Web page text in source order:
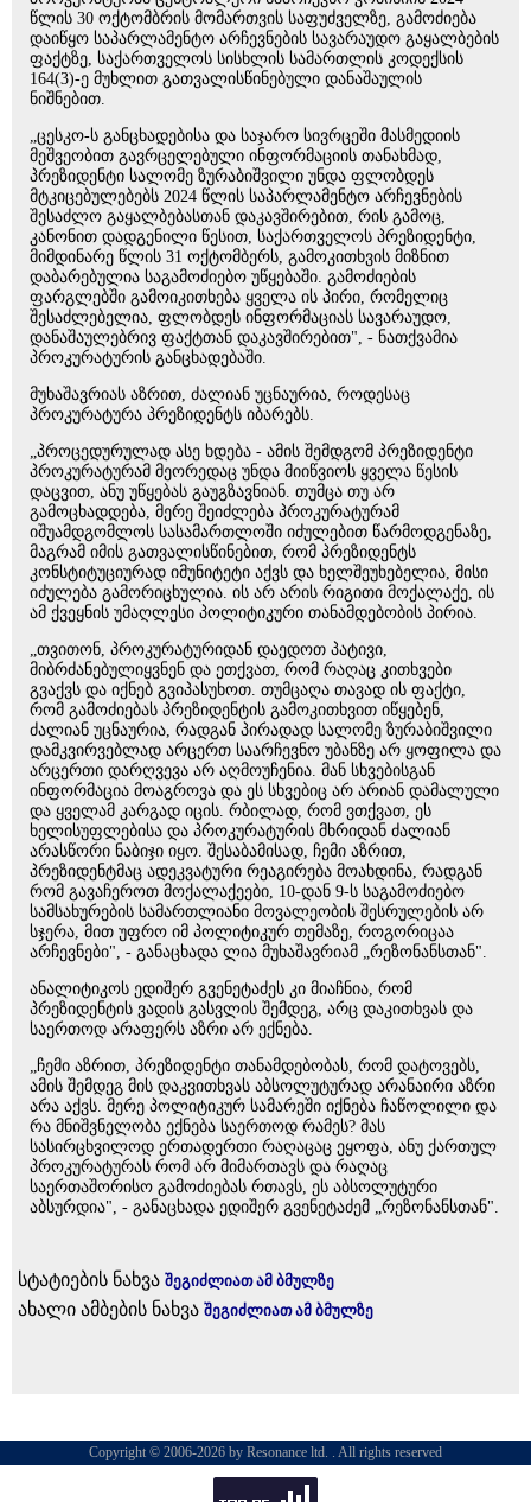
წლის 30 ოქტომბრის მომართვის საფუძველზე, გამოძიება
დაიწყო საპარლამენტო არჩევნების სავარაუდო გაყალბების
ფაქტზე, საქართველოს სისხლის სამართლის კოდექსის
164(3)-ე მუხლით გათვალისწინებული დანაშაულის
ნიშნებით.
„ცესკო-ს განცხადებისა და საჯარო სივრცეში მასმედიის
მეშვეობით გავრცელებული ინფორმაციის თანახმად,
პრეზიდენტი სალომე ზურაბიშვილი უნდა ფლობდეს
მტკიცებულებებს 2024 წლის საპარლამენტო არჩევნების
შესაძლო გაყალბებასთან დაკავშირებით, რის გამოც,
კანონით დადგენილი წესით, საქართველოს პრეზიდენტი,
მიმდინარე წლის 31 ოქტომბერს, გამოკითხვის მიზნით
დაბარებულია საგამოძიებო უწყებაში. გამოძიების
ფარგლებში გამოიკითხება ყველა ის პირი, რომელიც
შესაძლებელია, ფლობდეს ინფორმაციას სავარაუდო,
დანაშაულებრივ ფაქტთან დაკავშირებით", - ნათქვამია
პროკურატურის განცხადებაში.
მუხაშავრიას აზრით, ძალიან უცნაურია, როდესაც
პროკურატურა პრეზიდენტს იბარებს.
„პროცედურულად ასე ხდება - ამის შემდგომ პრეზიდენტი
პროკურატურამ მეორედაც უნდა მიიწვიოს ყველა წესის
დაცვით, ანუ უწყებას გაუგზავნიან. თუმცა თუ არ
გამოცხადდება, მერე შეიძლება პროკურატურამ
იშუამდგომლოს სასამართლოში იძულებით წარმოდგენაზე,
მაგრამ იმის გათვალისწინებით, რომ პრეზიდენტს
კონსტიტუციურად იმუნიტეტი აქვს და ხელშეუხებელია, მისი
იძულება გამორიცხულია. ის არ არის რიგითი მოქალაქე, ის
ამ ქვეყნის უმაღლესი პოლიტიკური თანამდებობის პირია.
„თვითონ, პროკურატურიდან დაედოთ პატივი,
მიბრძანებულიყვნენ და ეთქვათ, რომ რაღაც კითხვები
გვაქვს და იქნებ გვიპასუხოთ. თუმცაღა თავად ის ფაქტი,
რომ გამოძიებას პრეზიდენტის გამოკითხვით იწყებენ,
ძალიან უცნაურია, რადგან პირადად სალომე ზურაბიშვილი
დამკვირვებლად არცერთ საარჩევნო უბანზე არ ყოფილა და
არცერთი დარღვევა არ აღმოუჩენია. მან სხვებისგან
ინფორმაცია მოაგროვა და ეს სხვებიც არ არიან დამალული
და ყველამ კარგად იცის. რბილად, რომ ვთქვათ, ეს
ხელისუფლებისა და პროკურატურის მხრიდან ძალიან
არასწორი ნაბიჯი იყო. შესაბამისად, ჩემი აზრით,
პრეზიდენტმაც ადეკვატური რეაგირება მოახდინა, რადგან
რომ გავაჩეროთ მოქალაქეები, 10-დან 9-ს საგამოძიებო
სამსახურების სამართლიანი მოვალეობის შესრულების არ
სჯერა, მით უფრო იმ პოლიტიკურ თემაზე, როგორიცაა
არჩევნები", - განაცხადა ლია მუხაშავრიამ „რეზონანსთან".
ანალიტიკოს ედიშერ გვენეტაძეს კი მიაჩნია, რომ
პრეზიდენტის ვადის გასვლის შემდეგ, არც დაკითხვას და
საერთოდ არაფერს აზრი არ ექნება.
„ჩემი აზრით, პრეზიდენტი თანამდებობას, რომ დატოვებს,
ამის შემდეგ მის დაკვითხვას აბსოლუტურად არანაირი აზრი
არა აქვს. მერე პოლიტიკურ სამარეში იქნება ჩაწოლილი და
რა მნიშვნელობა ექნება საერთოდ რამეს? მას
სასირცხვილოდ ერთადერთი რაღაცაც ეყოფა, ანუ ქართულ
პროკურატურას რომ არ მიმართავს და რაღაც
საერთაშორისო გამოძიებას რთავს, ეს აბსოლუტური
აბსურდია", - განაცხადა ედიშერ გვენეტაძემ „რეზონანსთან".
სტატიების ნახვა შეგიძლიათ ამ ბმულზე
ახალი ამბების ნახვა შეგიძლიათ ამ ბმულზე
Copyright © 2006-2026 by Resonance ltd. . All rights reserved